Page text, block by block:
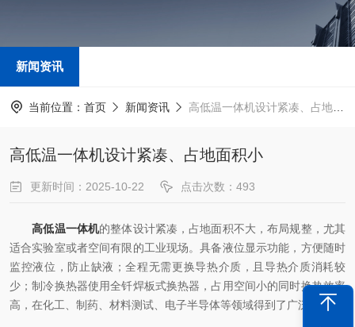
新闻资讯
当前位置： 首页 新闻资讯 高低温一体机设计紧凑、占地面积小
高低温一体机设计紧凑、占地面积小
更新时间：2025-10-22 点击次数：493
高低温一体机的整体设计紧凑，占地面积不大，布局规整，尤其
适合实验室或者空间有限的工业现场。具备液位显示功能，方便随时
监控液位，防止缺液；全程无需更换导热介质，且导热介质消耗较
少；制冷换热器使用全钎焊板式换热器，占用空间小的同时换热效率
高，在化工、制药、材料测试、电子半导体等领域得到了广泛应用。